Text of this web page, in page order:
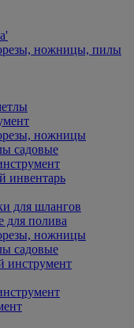
ножницы, пилы
ножницы
садовые
инвентарь
для шлангов
полива
ножницы
садовые
инструмент